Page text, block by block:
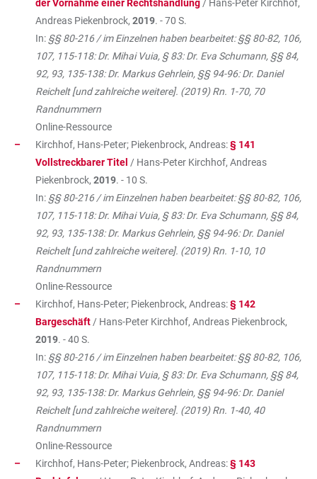
der Vornahme einer Rechtshandlung / Hans-Peter Kirchhof,
Andreas Piekenbrock, 2019. - 70 S.
In: §§ 80-216 / im Einzelnen haben bearbeitet: §§ 80-82, 106,
107, 115-118: Dr. Mihai Vuia, § 83: Dr. Eva Schumann, §§ 84,
92, 93, 135-138: Dr. Markus Gehrlein, §§ 94-96: Dr. Daniel
Reichelt [und zahlreiche weitere]. (2019) Rn. 1-70, 70
Randnummern
Online-Ressource
Kirchhof, Hans-Peter; Piekenbrock, Andreas:§ 141
Vollstreckbarer Titel / Hans-Peter Kirchhof, Andreas
Piekenbrock, 2019. - 10 S.
In: §§ 80-216 / im Einzelnen haben bearbeitet: §§ 80-82, 106,
107, 115-118: Dr. Mihai Vuia, § 83: Dr. Eva Schumann, §§ 84,
92, 93, 135-138: Dr. Markus Gehrlein, §§ 94-96: Dr. Daniel
Reichelt [und zahlreiche weitere]. (2019) Rn. 1-10, 10
Randnummern
Online-Ressource
Kirchhof, Hans-Peter; Piekenbrock, Andreas:§ 142
Bargeschäft / Hans-Peter Kirchhof, Andreas Piekenbrock,
2019. - 40 S.
In: §§ 80-216 / im Einzelnen haben bearbeitet: §§ 80-82, 106,
107, 115-118: Dr. Mihai Vuia, § 83: Dr. Eva Schumann, §§ 84,
92, 93, 135-138: Dr. Markus Gehrlein, §§ 94-96: Dr. Daniel
Reichelt [und zahlreiche weitere]. (2019) Rn. 1-40, 40
Randnummern
Online-Ressource
Kirchhof, Hans-Peter; Piekenbrock, Andreas:§ 143